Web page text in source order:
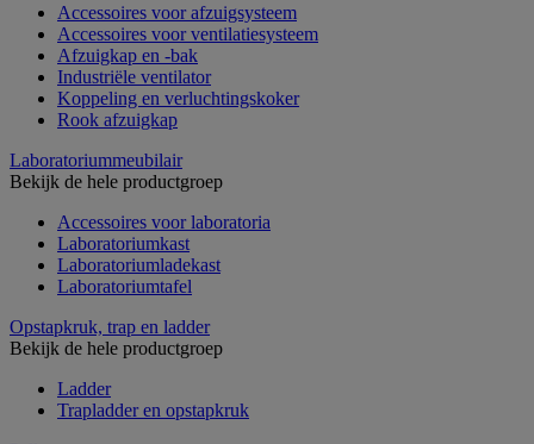
Accessoires voor afzuigsysteem
Accessoires voor ventilatiesysteem
Afzuigkap en -bak
Industriële ventilator
Koppeling en verluchtingskoker
Rook afzuigkap
Laboratoriummeubilair
Bekijk de hele productgroep
Accessoires voor laboratoria
Laboratoriumkast
Laboratoriumladekast
Laboratoriumtafel
Opstapkruk, trap en ladder
Bekijk de hele productgroep
Ladder
Trapladder en opstapkruk